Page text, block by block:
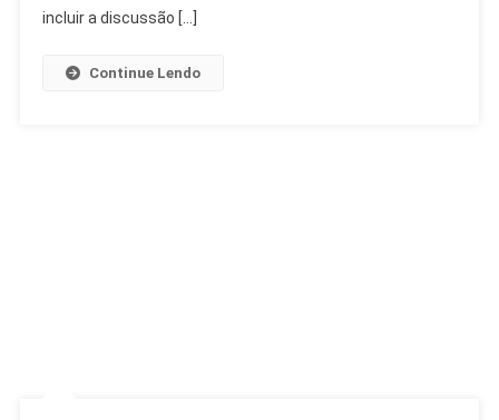
De
incluir a discussão […]
Continue Lendo